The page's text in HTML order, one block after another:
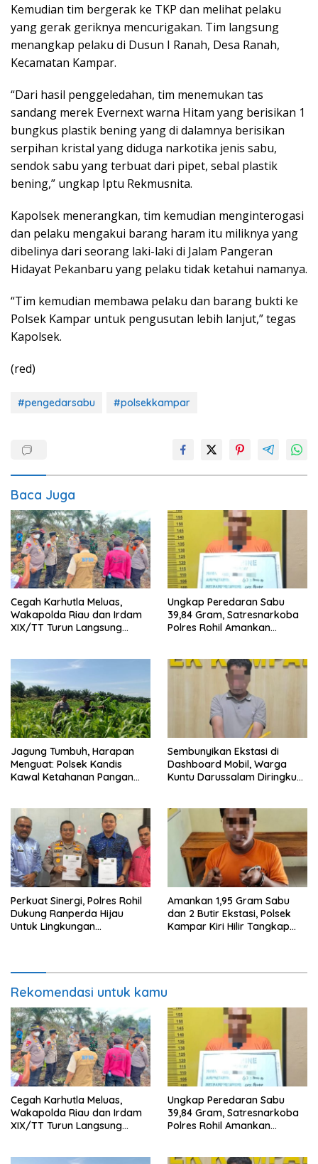
Kemudian tim bergerak ke TKP dan melihat pelaku
yang gerak geriknya mencurigakan. Tim langsung
menangkap pelaku di Dusun I Ranah, Desa Ranah,
Kecamatan Kampar.
“Dari hasil penggeledahan, tim menemukan tas
sandang merek Evernext warna Hitam yang berisikan 1
bungkus plastik bening yang di dalamnya berisikan
serpihan kristal yang diduga narkotika jenis sabu,
sendok sabu yang terbuat dari pipet, sebal plastik
bening,” ungkap Iptu Rekmusnita.
Kapolsek menerangkan, tim kemudian menginterogasi
dan pelaku mengakui barang haram itu miliknya yang
dibelinya dari seorang laki-laki di Jalam Pangeran
Hidayat Pekanbaru yang pelaku tidak ketahui namanya.
“Tim kemudian membawa pelaku dan barang bukti ke
Polsek Kampar untuk pengusutan lebih lanjut,” tegas
Kapolsek.
(red)
#pengedarsabu #polsekkampar
Baca Juga
Cegah Karhutla Meluas,
Wakapolda Riau dan Irdam
XIX/TT Turun Langsung
Ungkap Peredaran Sabu
39,84 Gram, Satresnarkoba
Polres Rohil Amankan
Jagung Tumbuh, Harapan
Menguat: Polsek Kandis
Kawal Ketahanan Pangan
Sembunyikan Ekstasi di
Dashboard Mobil, Warga
Kuntu Darussalam Diringkus
Perkuat Sinergi, Polres Rohil
Dukung Ranperda Hijau
Untuk Lingkungan
Amankan 1,95 Gram Sabu
dan 2 Butir Ekstasi, Polsek
Kampar Kiri Hilir Tangkap
Rekomendasi untuk kamu
Cegah Karhutla Meluas,
Wakapolda Riau dan Irdam
XIX/TT Turun Langsung
Ungkap Peredaran Sabu
39,84 Gram, Satresnarkoba
Polres Rohil Amankan